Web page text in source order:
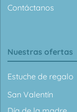
Contáctanos
Nuestras ofertas
Estuche de regalo
San Valentín